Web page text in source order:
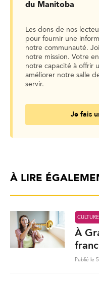
du Manitoba
Les dons de nos
pour fournir une
notre communauté.
notre mission. Votre
notre capacité à offrir
améliorer notre salle
servir.
Je fais
À LIRE
À
Publié le